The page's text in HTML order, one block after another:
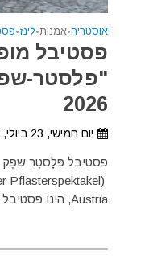
אוסטריה•אמנות•לינז•
פסטיבל
"פלסטר-
2026
יום חמישי, 23 ביולי, 2026 - יום שבת, 25 ביולי, 2026
פסטיבל פּלָסטֶר שפֶק
Austria, הינו פסטיבל אמנויות רחוב המתקיים כבר...